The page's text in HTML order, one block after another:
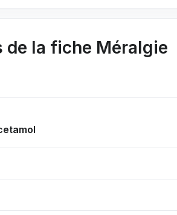
la fiche Méralgie